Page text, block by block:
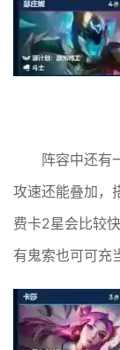
阵容中还有
攻速还能叠加，
费卡2星会比较
有鬼索也可可充